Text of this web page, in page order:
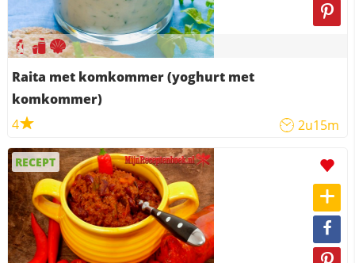
Raita met komkommer (yoghurt met
komkommer)
4
2u15m
RECEPT